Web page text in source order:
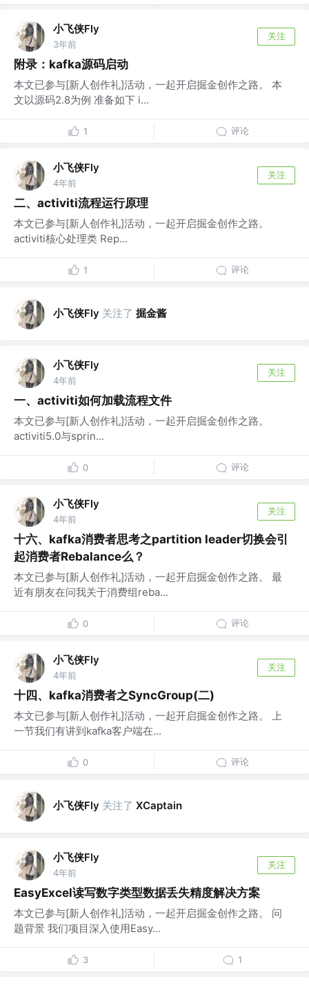
小飞侠Fly
3年前
关注
附录：kafka源码启动
本文已参与[新人创作礼]活动，一起开启掘金创作之路。 本
文以源码2.8为例 准备如下 i...
1 评论
小飞侠Fly
4年前
关注
二、activiti流程运行原理
本文已参与[新人创作礼]活动，一起开启掘金创作之路。
activiti核心处理类 Rep...
1 评论
小飞侠Fly 关注了 掘金酱
小飞侠Fly
4年前
关注
一、activiti如何加载流程文件
本文已参与[新人创作礼]活动，一起开启掘金创作之路。
activiti5.0与sprin...
0 评论
小飞侠Fly
4年前
关注
十六、kafka消费者思考之partition leader切换会引
起消费者Rebalance么？
本文已参与[新人创作礼]活动，一起开启掘金创作之路。 最
近有朋友在问我关于消费组reba...
0 评论
小飞侠Fly
4年前
关注
十四、kafka消费者之SyncGroup(二)
本文已参与[新人创作礼]活动，一起开启掘金创作之路。 上
一节我们有讲到kafka客户端在...
0 评论
小飞侠Fly 关注了 XCaptain
小飞侠Fly
4年前
关注
EasyExcel读写数字类型数据丢失精度解决方案
本文已参与[新人创作礼]活动，一起开启掘金创作之路。 问
题背景 我们项目深入使用Easy...
3 1